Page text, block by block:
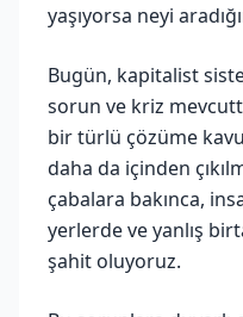
yaşıyorsa neyi
Bugün, kapitalist
sorun ve kriz
bir türlü çözüme
daha da içinden
çabalara bakınca,
yerlerde ve yanlış
şahit oluyoruz.